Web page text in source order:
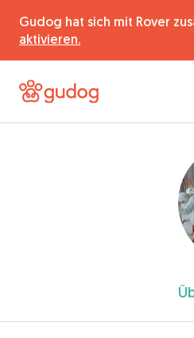
Gudog hat sich mit Rover
aktivieren.